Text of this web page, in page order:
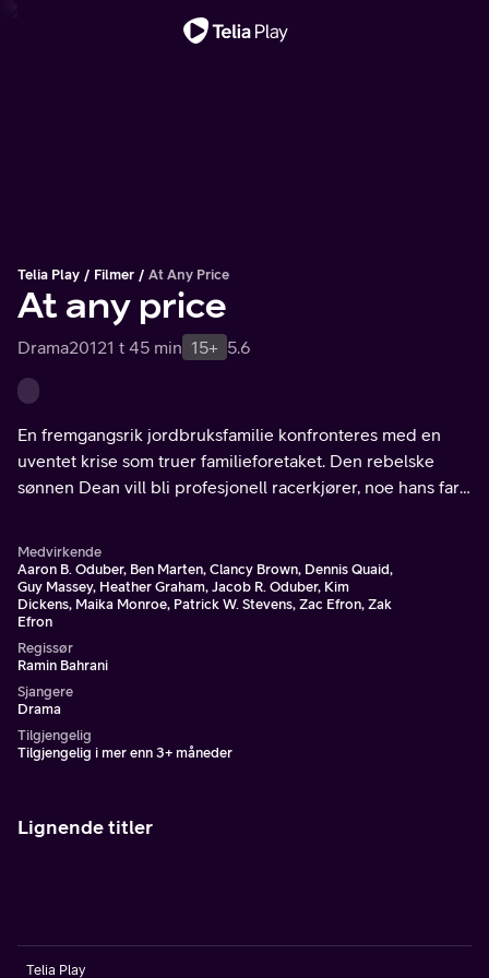
Telia Play Filmer At Any Price
At any price
Drama20121 t 45 min 15+ 5.6
En fremgangsrik jordbruksfamilie konfronteres med en
uventet krise som truer familieforetaket. Den rebelske
sønnen Dean vill bli profesjonell racerkjører, noe hans far
Medvirkende
Aaron B. Oduber, Ben Marten, Clancy Brown, Dennis Quaid,
Guy Massey, Heather Graham, Jacob R. Oduber, Kim
Dickens, Maika Monroe, Patrick W. Stevens, Zac Efron, Zak
Efron
Regissør
Ramin Bahrani
Sjangere
Drama
Tilgjengelig
Tilgjengelig i mer enn 3+ måneder
Lignende titler
Telia Play